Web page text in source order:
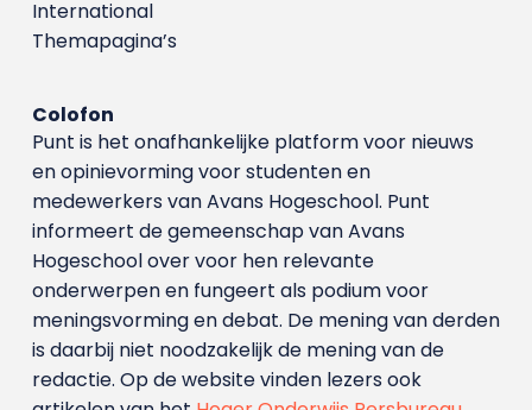
International
Themapagina’s
Colofon
Punt is het onafhankelijke platform voor nieuws
en opinievorming voor studenten en
medewerkers van Avans Hoge­school. Punt
informeert de gemeenschap van Avans
Hogeschool over voor hen relevante
onderwerpen en fungeert als podium voor
meningsvorming en debat. De mening van derden
is daarbij niet noodzakelijk de mening van de
redactie. Op de website vinden lezers ook